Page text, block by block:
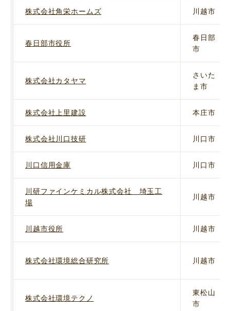
株式会社角栄ホームズ 川越市
春日部市役所
春日部
市
株式会社カタヤマ
さいた
ま市
株式会社上里建設 本庄市
株式会社川口技研 川口市
川口信用金庫 川口市
川研ファインケミカル株式会社 埼玉工
場
川越市
川越市役所 川越市
株式会社環境総合研究所 川越市
株式会社環境テクノ
東松山
市